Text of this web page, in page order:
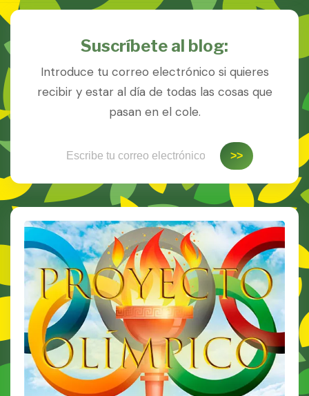
Suscríbete al blog:
Introduce tu correo electrónico si quieres
recibir y estar al día de todas las cosas que
pasan en el cole.
>>